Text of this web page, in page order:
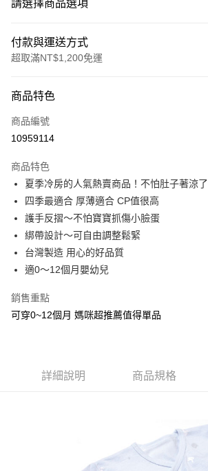
請選擇商品選項
付款與運送方式
超取滿NT$1,200免運
信用卡一次付款
超商取貨付款
Apple Pay
ATM付款
運送方式
付款後全家取貨
每筆NT$65，滿NT$1,200(含以上)免運費
每筆NT$90，滿NT$1,500(含以上)免運費
商品特色
商品編號
10959114
商品特色
夏季冷房的人氣熱賣商品！不怕肚子著涼了
四季最適合 厚薄適合 CP值很高
護手反摺～不怕寶寶抓傷小臉蛋
綁帶設計～可自由調整鬆緊
台灣製造 用心的好品質
適0～12個月嬰幼兒
銷售重點
可穿0~12個月 媽咪超推薦值得單品
詳細說明 商品規格